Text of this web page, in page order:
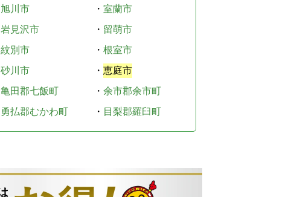
旭川市 ・ 室蘭市
岩見沢市 ・ 留萌市
紋別市 ・ 根室市
砂川市 ・ 恵庭市
亀田郡七飯町 ・ 余市郡余市町
勇払郡むかわ町 ・ 目梨郡羅臼町